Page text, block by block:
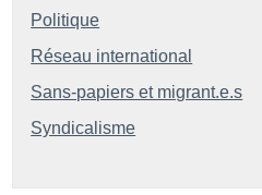
Politique
Réseau international
Sans-papiers et migrant.e.s
Syndicalisme